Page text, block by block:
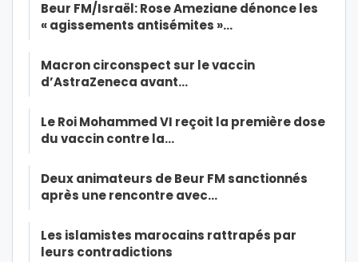
Beur FM/Israël: Rose Ameziane dénonce les
« agissements antisémites »…
Macron circonspect sur le vaccin
d’AstraZeneca avant…
Le Roi Mohammed VI reçoit la première dose
du vaccin contre la…
Deux animateurs de Beur FM sanctionnés
après une rencontre avec…
Les islamistes marocains rattrapés par
leurs contradictions